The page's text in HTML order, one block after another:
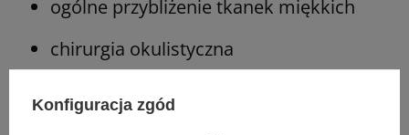
ogólne przybliżenie tkanek miękkich
chirurgia okulistyczna
Przeciwwskazania:
Konfiguracja zgód